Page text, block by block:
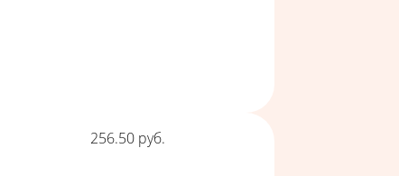
Цена
256.50 руб.